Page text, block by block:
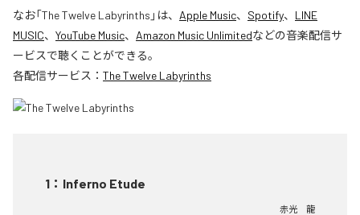
なお「The Twelve Labyrinths 」は、 Apple Music、 Spotify、 LINE
MUSIC、 YouTube Music、 Amazon Music Unlimitedなどの音楽配信サ
ービスで聴くことができる。
各配信サービス： The Twelve Labyrinths
1 ： Inferno Etude
赤光 龍